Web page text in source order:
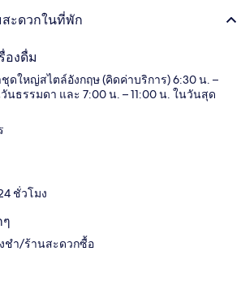
ะดวกในที่พัก
องดื่ม
ดใหญ่สไตล์อังกฤษ (คิดค่าบริการ) 6:30 น. –
นธรรมดา และ 7:00 น. – 11:00 น. ในวันสุด
ชั่วโมง
ๆ
ชำ/ร้านสะดวกซื้อ